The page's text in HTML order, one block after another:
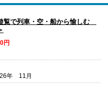
覧で列車・空・船から愉しむ
円
年 11月